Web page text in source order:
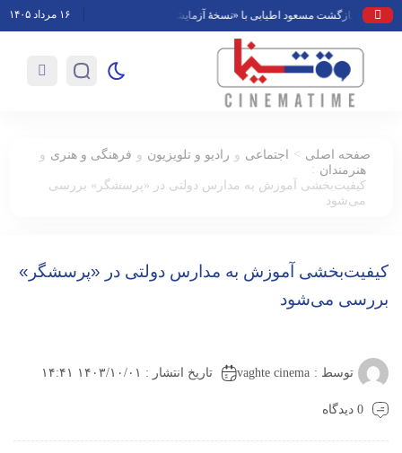
بازگشت مسعود اطیابی با «نسخهٔ آزمایشی» به تلویزیون محمد حقیقی
۱۶ مرداد ۱۴۰۵
صفحه اصلی > اجتماعی و رادیو و تلویزیون و فرهنگی و هنری و
هنرمندان :
کیفیت‌بخشی آموزش به مدارس دولتی در «پرسشگر» بررسی
می‌شود
کیفیت‌بخشی آموزش به مدارس دولتی در «پرسشگر»
بررسی می‌شود
توسط : vaghte cinema تاریخ انتشار : ۱۴۰۳/۱۰/۰۱ ۱۴:۴۱
0 دیدگاه